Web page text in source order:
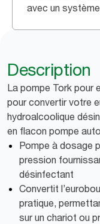
avec un
Description
La pompe Tork pour
pour convertir votre
hydroalcoolique
en flacon pompe
Pompe à dosage
pression
désinfectant
Convertit
pratique,
sur un chariot ou